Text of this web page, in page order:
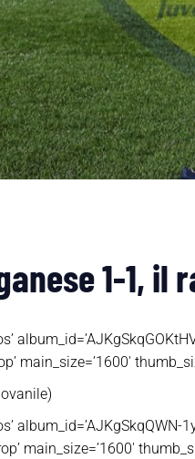
1-1,
main_size=’1600′
main_size=’1600′